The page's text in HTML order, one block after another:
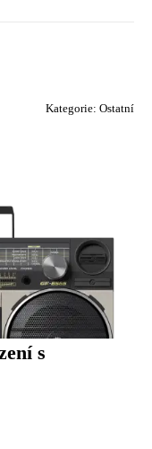
Kategorie: Ostatní
s